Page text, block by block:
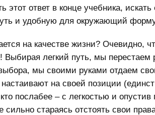
этот ответ в конце учебника,
и удобную для окружающий
на качестве жизни? Очевидно,
Выбирая легкий путь, мы перестаем
мы своими руками отдаем
на своей позиции
послабее – с легкостью и опустив
сильно стараясь отстоять свои